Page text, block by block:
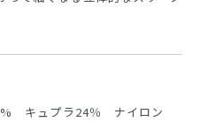
キュプラ24％ ナイロン